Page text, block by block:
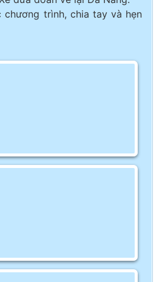
chương trình, chia tay và hẹn